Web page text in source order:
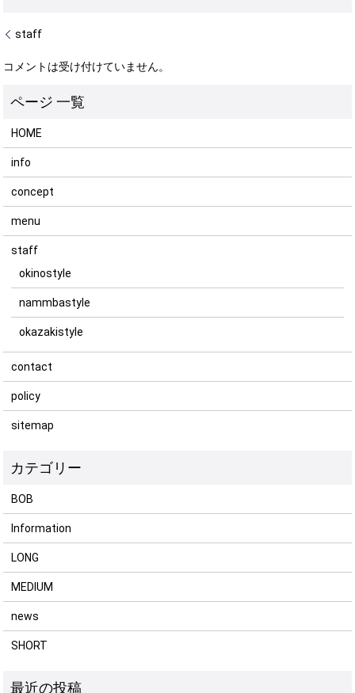
staff
コメントは受け付けていません。
HOME
info
concept
menu
staff
okinostyle
nammbastyle
okazakistyle
contact
policy
sitemap
BOB
Information
LONG
MEDIUM
news
SHORT